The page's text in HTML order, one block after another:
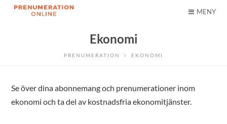
MENY
Ekonomi
PRENUMERATION EKONOMI
Se över dina abonnemang och prenumerationer inom
ekonomi och ta del av kostnadsfria ekonomitjänster.